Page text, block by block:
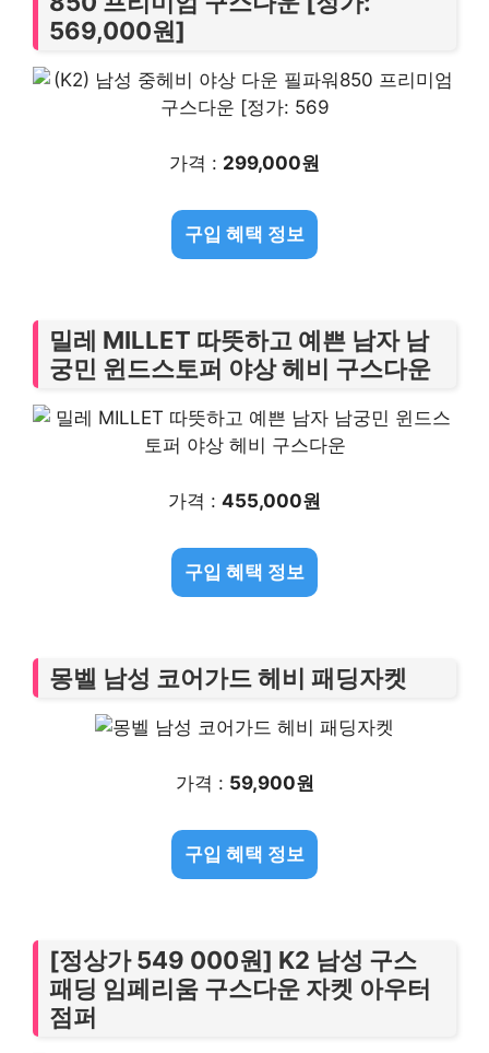
569,000원]
가격 : 299,000원
구입 혜택 정보
밀레 MILLET 따뜻하고 예쁜 남자 남
궁민 윈드스토퍼 야상 헤비 구스다운
가격 : 455,000원
구입 혜택 정보
몽벨 남성 코어가드 헤비 패딩자켓
가격 : 59,900원
구입 혜택 정보
[정상가 549 000원] K2 남성 구스
패딩 임페리움 구스다운 자켓 아우터
점퍼